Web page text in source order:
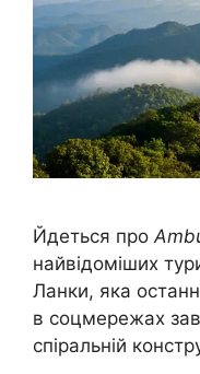
Йдеться про
найвідоміших
Ланки, яка
в соцмережах
спіральній